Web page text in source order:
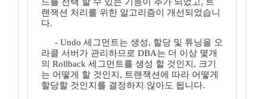
랜잭션 처리를 위한 알고리즘이 개선되었습니
다.
- Undo 세그먼트는 생성, 할당 및 튜닝을 오
라클 서버가 관리하므로 DBA는 더 이상 몇개
의 Rollback 세그먼트를 생성 할 것인지, 크기
는 어떻게 할 것인지, 트랜잭션에 따라 어떻게
할당할 것인지를 결정하지 않아도 됩니다.